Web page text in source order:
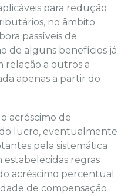
para redução
no âmbito
passíveis de
de alguns benefícios já
relação a outros a
apenas a partir do
acréscimo de
lucro, eventualmente
pela sistemática
estabelecidas regras
acréscimo percentual
de compensação